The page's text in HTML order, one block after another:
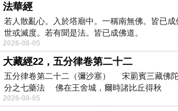
法華經
若人散亂心。入於塔廟中。一稱南無佛。皆已
世或滅度。若有聞是法。皆已成佛道。
2026-08-05
大藏經22，五分律卷第二十二
五分律卷第二十二（彌沙塞） 宋罽賓三藏佛
分之七藥法 佛在王舍城，爾時諸比丘得秋
2026-08-05